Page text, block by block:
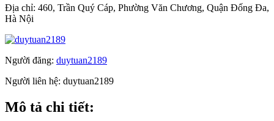
Địa chỉ: 460, Trần Quý Cáp, Phường Văn Chương, Quận Đống Đa,
Hà Nội
Người đăng: duytuan2189
Người liên hệ: duytuan2189
Mô tả chi tiết: